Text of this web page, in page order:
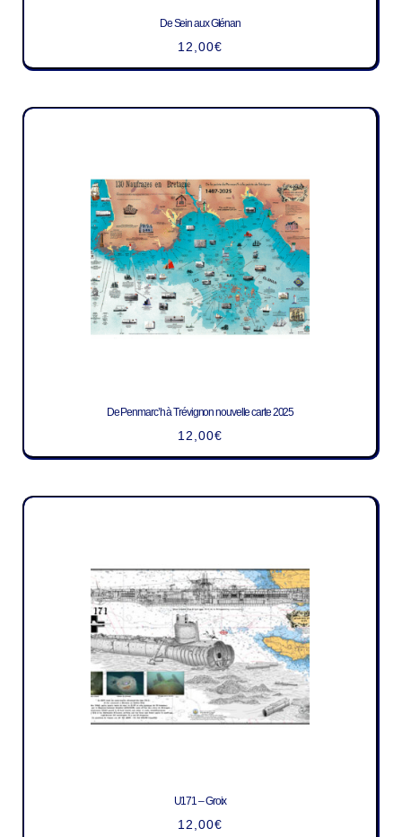
De Sein aux Glénan
12,00€
De Penmarc’h à Trévignon nouvelle carte 2025
12,00€
U171 – Groix
12,00€